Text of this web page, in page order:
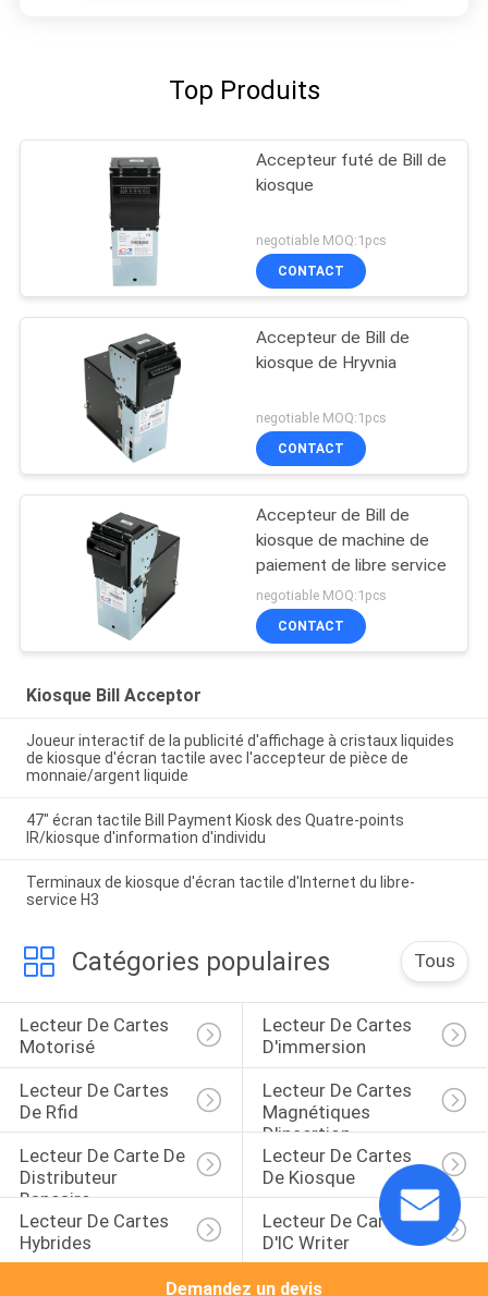
Top Produits
Accepteur futé de Bill de
kiosque
negotiable MOQ:1pcs
CONTACT
Accepteur de Bill de
kiosque de Hryvnia
negotiable MOQ:1pcs
CONTACT
Accepteur de Bill de
kiosque de machine de
paiement de libre service
negotiable MOQ:1pcs
CONTACT
Kiosque Bill Acceptor
Joueur interactif de la publicité d'affichage à cristaux liquides
de kiosque d'écran tactile avec l'accepteur de pièce de
monnaie/argent liquide
47" écran tactile Bill Payment Kiosk des Quatre-points
IR/kiosque d'information d'individu
Terminaux de kiosque d'écran tactile d'Internet du libre-
service H3
Catégories populaires Tous
Lecteur De Cartes
Motorisé
Lecteur De Cartes
D'immersion
Lecteur De Cartes
De Rfid
Lecteur De Cartes
Magnétiques
D'insertion
Lecteur De Carte De
Distributeur
Bancaire
Lecteur De Cartes
De Kiosque
Lecteur De Cartes
Hybrides
Lecteur De Cartes
D'IC Writer
Demandez un devis